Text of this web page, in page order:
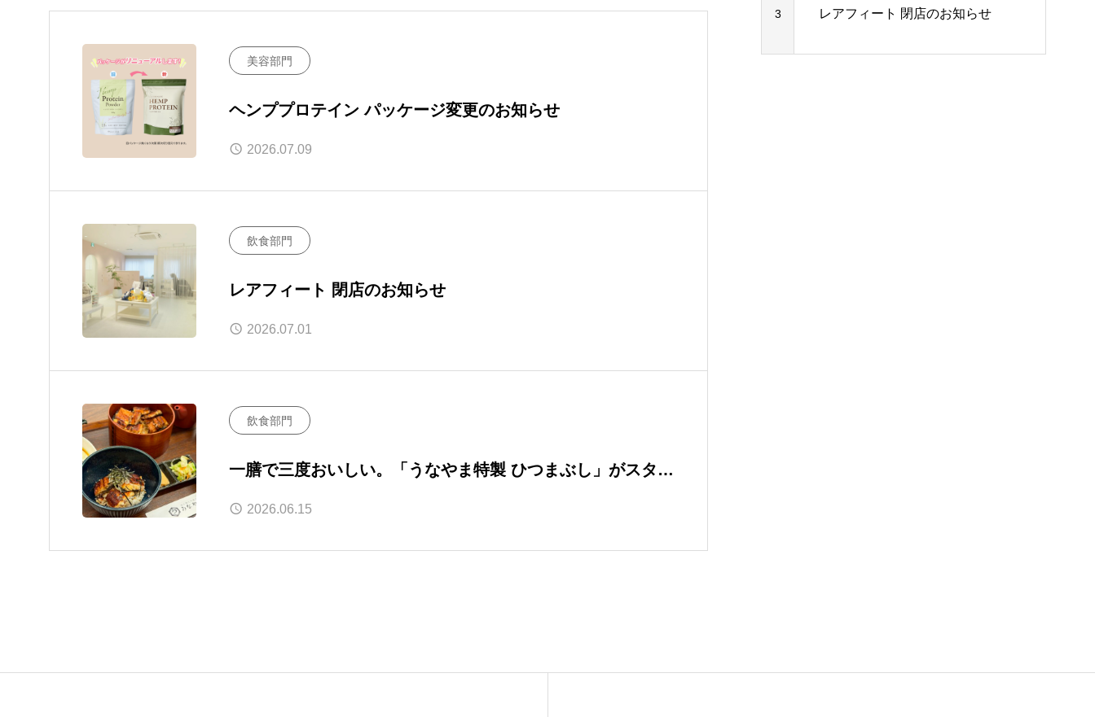
美容部門
ヘンププロテイン パッケージ変更のお知らせ
2026.07.09
飲食部門
レアフィート 閉店のお知らせ
2026.07.01
飲食部門
一膳で三度おいしい。「うなやま特製 ひつまぶし」がスター
トします！
2026.06.15
3 レアフィート 閉店のお知らせ